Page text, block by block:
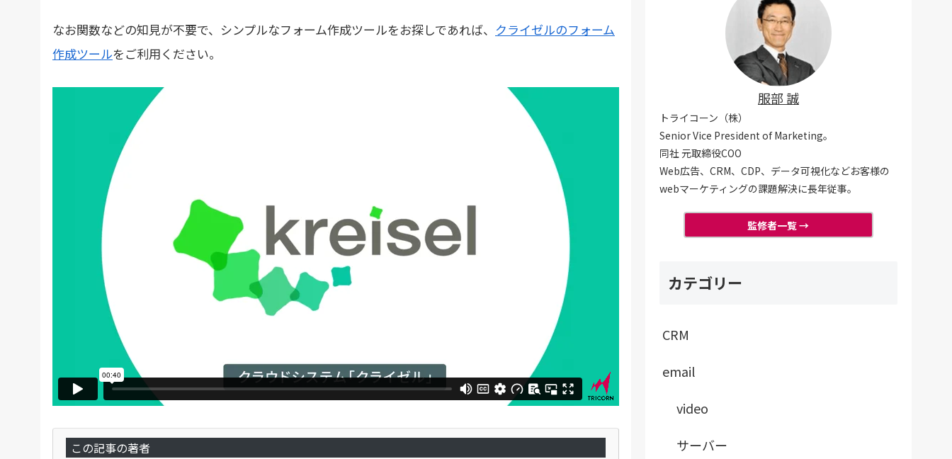
なお関数などの知見が不要で、シンプルなフォーム作成ツールをお探しであれば、 クライゼルのフォーム
作成ツールをご利用ください。
この記事の著者
服部 誠
トライコーン（株）
Senior Vice President of Marketing。
同社 元取締役COO
Web広告、CRM、CDP、データ可視化などお客様の
webマーケティングの課題解決に長年従事。
監修者一覧 →
カテゴリー
CRM
email
video
サーバー